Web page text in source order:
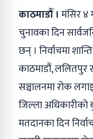
काठमाडौँ । मंसिर ४
चुनावका दिन
छन् । निर्वाचमा
काठमाडौं, ललितपुर
सञ्चालनमा रोक
जिल्ला
मतदानका दिन